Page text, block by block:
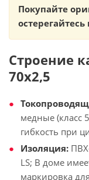
Покупайте
Строение
70х2,5
медные (класс
гибкость при
Изоляция:
LS; В доме
маркировка